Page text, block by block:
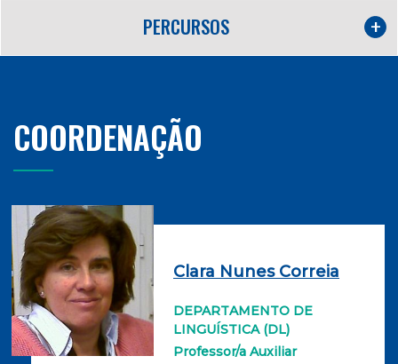
PERCURSOS
COORDENAÇÃO
Clara Nunes Correia
DEPARTAMENTO DE
LINGUÍSTICA (DL)
Professor/a Auxiliar